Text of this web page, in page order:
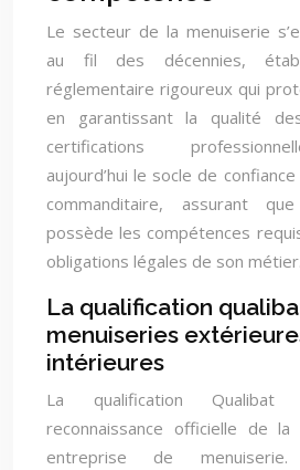
Le secteur de la menuiserie
au fil des décennies,
réglementaire rigoureux qui
en garantissant la qualité
certifications
aujourd’hui le socle de
commanditaire, assurant
possède les compétences
obligations légales de son métier.
La qualification
menuiseries
intérieures
La qualification Qualibat
reconnaissance officielle de la
entreprise de